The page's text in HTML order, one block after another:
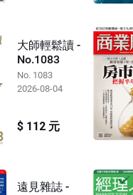
大師輕鬆讀 -
No.1083
No. 1083
2026-08-04
$ 112 元
遠見雜誌 -